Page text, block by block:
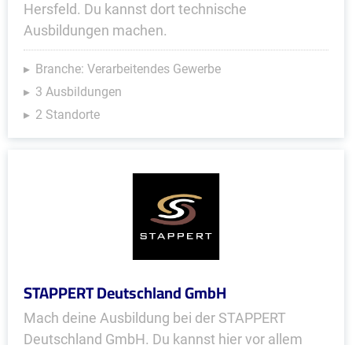
Hersfeld. Du kannst dort technische
Ausbildungen machen.
Branche: Verarbeitendes Gewerbe
3 Ausbildungen
2 Standorte
STAPPERT Deutschland GmbH
Mach deine Ausbildung bei der STAPPERT
Deutsch­land GmbH. Du kannst hier vor allem